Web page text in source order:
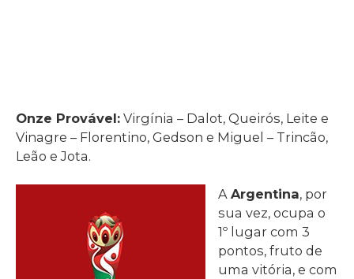
Onze Provável: Virgínia – Dalot, Queirós, Leite e
Vinagre – Florentino, Gedson e Miguel – Trincão,
Leão e Jota.
AArgentina, por
sua vez, ocupa o
1º lugar com 3
pontos, fruto de
uma vitória, e com